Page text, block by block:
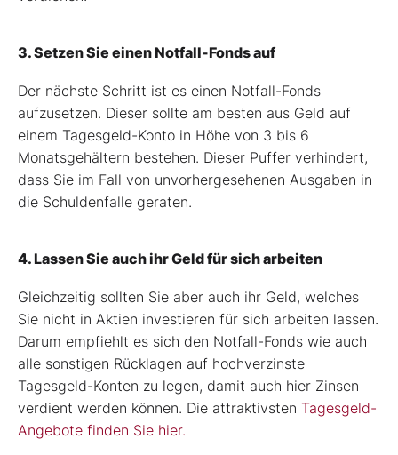
3. Setzen Sie einen Notfall-Fonds auf
Der nächste Schritt ist es einen Notfall-Fonds
aufzusetzen. Dieser sollte am besten aus Geld auf
einem Tagesgeld-Konto in Höhe von 3 bis 6
Monatsgehältern bestehen. Dieser Puffer verhindert,
dass Sie im Fall von unvorhergesehenen Ausgaben in
die Schuldenfalle geraten.
4. Lassen Sie auch ihr Geld für sich arbeiten
Gleichzeitig sollten Sie aber auch ihr Geld, welches
Sie nicht in Aktien investieren für sich arbeiten lassen.
Darum empfiehlt es sich den Notfall-Fonds wie auch
alle sonstigen Rücklagen auf hochverzinste
Tagesgeld-Konten zu legen, damit auch hier Zinsen
verdient werden können. Die attraktivsten Tagesgeld-
Angebote finden Sie hier.